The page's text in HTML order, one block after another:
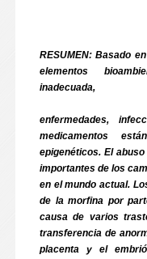
RESUMEN: Basado
elementos
inadecuada,
enfermedades,
medicamentos
epigenéticos. El
importantes de los
en el mundo actual.
de la morfina por
causa de varios
transferencia de
placenta y el